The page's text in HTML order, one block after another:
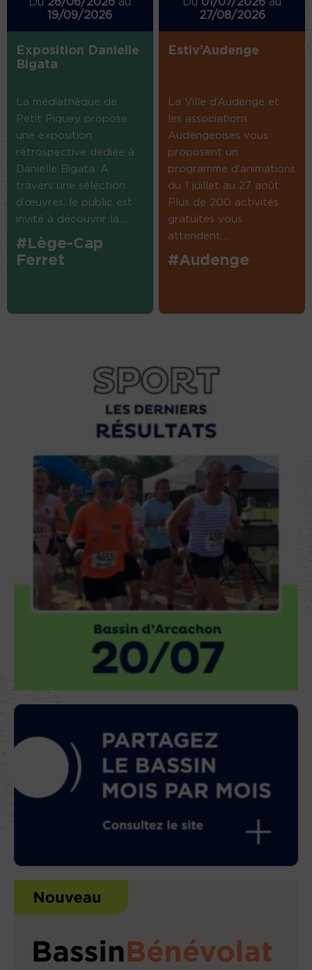
19/09/2026
Exposition Danielle
Bigata
La médiathèque de
Petit Piquey propose
une exposition
rétrospective dédiée à
Danielle Bigata. A
travers une sélection
d’œuvres, le public est
invité à découvrir la...
#Lège-Cap
Ferret
27/08/2026
Estiv’Audenge
La Ville d’Audenge et
les associations
Audengeoises vous
proposent un
programme d’animations
du 1 juillet au 27 août.
Plus de 200 activités
gratuites vous
attendent....
#Audenge